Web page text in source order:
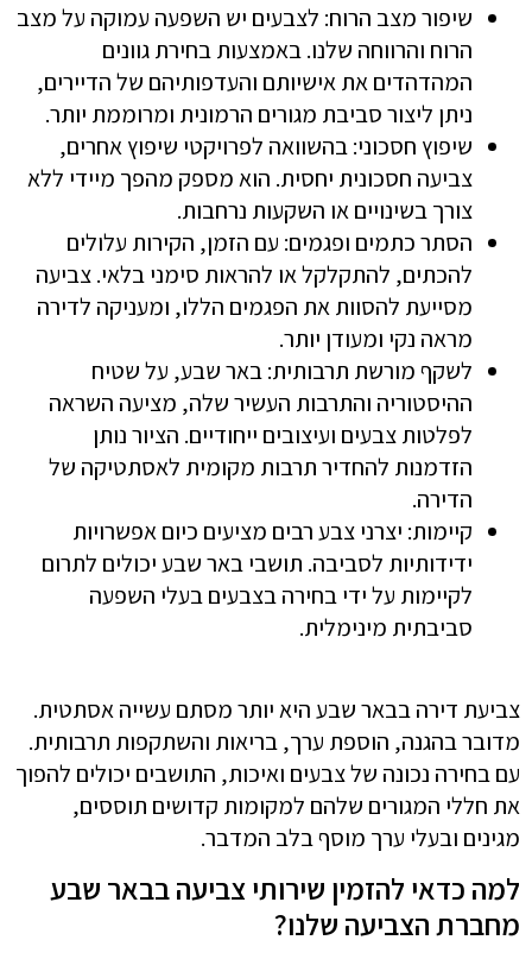
שיפור מצב הרוח: לצבעים יש השפעה עמוקה על מצב
הרוח והרווחה שלנו. באמצעות בחירת גוונים
המהדהדים את אישיותם והעדפותיהם של הדיירים,
ניתן ליצור סביבת מגורים הרמונית ומרוממת יותר.
שיפוץ חסכוני: בהשוואה לפרויקטי שיפוץ אחרים,
צביעה חסכונית יחסית. הוא מספק מהפך מיידי ללא
צורך בשינויים או השקעות נרחבות.
הסתר כתמים ופגמים: עם הזמן, הקירות עלולים
להכתים, להתקלקל או להראות סימני בלאי. צביעה
מסייעת להסוות את הפגמים הללו, ומעניקה לדירה
מראה נקי ומעודן יותר.
לשקף מורשת תרבותית: באר שבע, על שטיח
ההיסטוריה והתרבות העשיר שלה, מציעה השראה
לפלטות צבעים ועיצובים ייחודיים. הציור נותן
הזדמנות להחדיר תרבות מקומית לאסתטיקה של
הדירה.
קיימות: יצרני צבע רבים מציעים כיום אפשרויות
ידידותיות לסביבה. תושבי באר שבע יכולים לתרום
לקיימות על ידי בחירה בצבעים בעלי השפעה
סביבתית מינימלית.
צביעת דירה בבאר שבע היא יותר מסתם עשייה אסתטית.
מדובר בהגנה, הוספת ערך, בריאות והשתקפות תרבותית.
עם בחירה נכונה של צבעים ואיכות, התושבים יכולים להפוך
את חללי המגורים שלהם למקומות קדושים תוססים,
מגינים ובעלי ערך מוסף בלב המדבר.
למה כדאי להזמין שירותי צביעה בבאר שבע
מחברת הצביעה שלנו?